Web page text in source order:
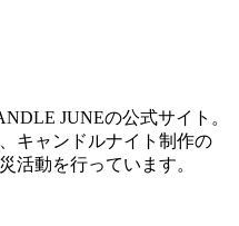
JUNEの公式サイト。
キャンドルナイト制作の
活動を行っています。